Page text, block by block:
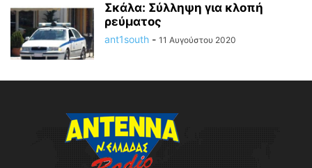
Σκάλα: Σύλληψη για κλοπή
ρεύματος
ant1south - 11 Αυγούστου 2020